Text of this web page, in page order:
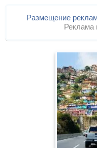
Размещение
Реклама